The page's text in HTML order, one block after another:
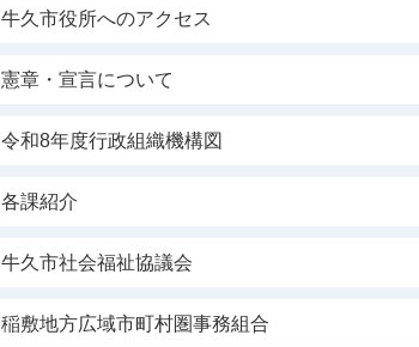
牛久市役所へのアクセス
憲章・宣言について
令和8年度行政組織機構図
各課紹介
牛久市社会福祉協議会
稲敷地方広域市町村圏事務組合